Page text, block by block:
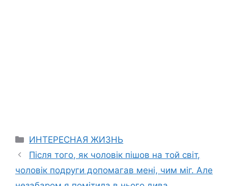
Categories
ИНТЕРЕСНАЯ ЖИЗНЬ
Після того, як чоловік пішов на той світ,
чоловік подруги допомагав мені, чим міг. Але